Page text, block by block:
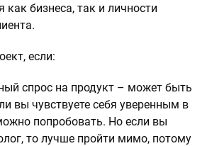
как бизнеса, так и личности
если:
спрос на продукт – может быть
вы чувствуете себя уверенным в
попробовать. Но если вы
то лучше пройти мимо, потому